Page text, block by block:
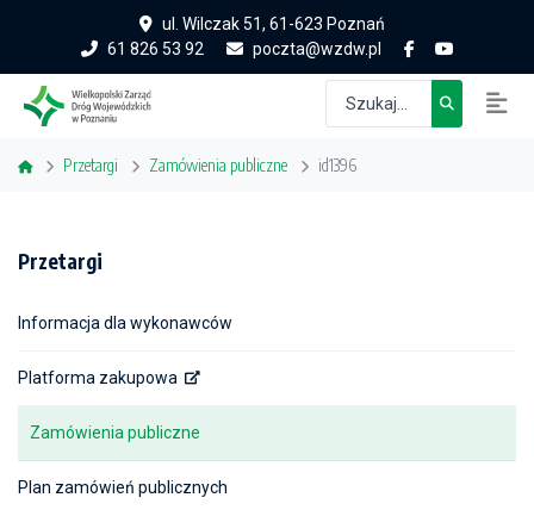
ul. Wilczak 51, 61-623 Poznań
61 826 53 92
poczta@wzdw.pl
Przetargi Zamówienia publiczne id1396
Przetargi
Informacja dla wykonawców
Platforma zakupowa
Zamówienia publiczne
Plan zamówień publicznych